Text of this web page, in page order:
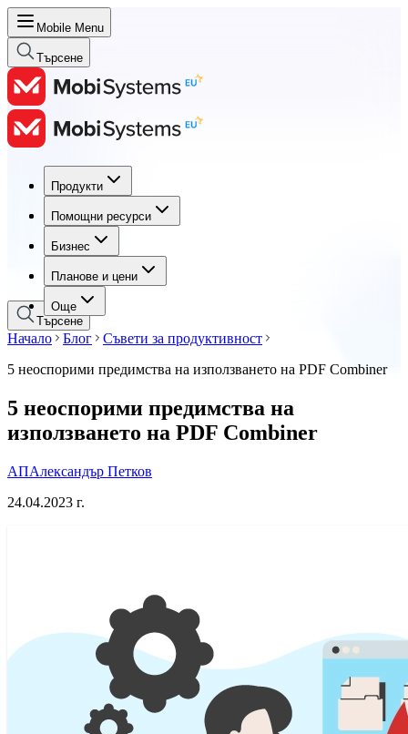
Mobile Menu
Търсене
Продукти
Помощни ресурси
Бизнес
Планове и цени
Още
Продукти
Помощни ресурси
Бизнес
Планове и цени
Търсене
Начало Блог
Съвети за продуктивност
5 неоспорими предимства на използването на PDF Combiner
5 неоспорими предимства на
използването на PDF Combiner
АПАлександър Петков
24.04.2023 г.